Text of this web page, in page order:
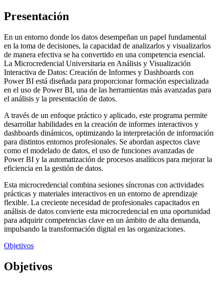
Presentación
En un entorno donde los datos desempeñan un papel fundamental
en la toma de decisiones, la capacidad de analizarlos y visualizarlos
de manera efectiva se ha convertido en una competencia esencial.
La Microcredencial Universitaria en Análisis y Visualización
Interactiva de Datos: Creación de Informes y Dashboards con
Power BI está diseñada para proporcionar formación especializada
en el uso de Power BI, una de las herramientas más avanzadas para
el análisis y la presentación de datos.
A través de un enfoque práctico y aplicado, este programa permite
desarrollar habilidades en la creación de informes interactivos y
dashboards dinámicos, optimizando la interpretación de información
para distintos entornos profesionales. Se abordan aspectos clave
como el modelado de datos, el uso de funciones avanzadas de
Power BI y la automatización de procesos analíticos para mejorar la
eficiencia en la gestión de datos.
Esta microcredencial combina sesiones síncronas con actividades
prácticas y materiales interactivos en un entorno de aprendizaje
flexible. La creciente necesidad de profesionales capacitados en
análisis de datos convierte esta microcredencial en una oportunidad
para adquirir competencias clave en un ámbito de alta demanda,
impulsando la transformación digital en las organizaciones.
Objetivos
Objetivos